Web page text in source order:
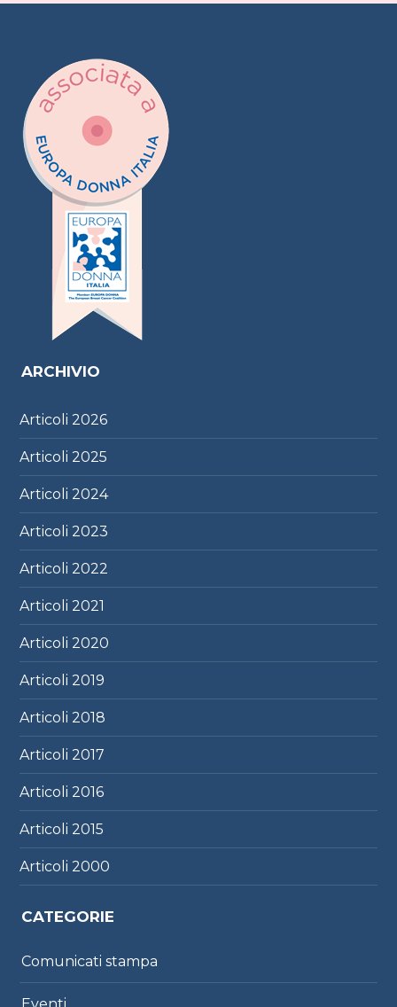
ARCHIVIO
Articoli2026
Articoli2025
Articoli2024
Articoli2023
Articoli2022
Articoli2021
Articoli2020
Articoli2019
Articoli2018
Articoli2017
Articoli2016
Articoli2015
Articoli2000
CATEGORIE
Comunicati stampa
Eventi